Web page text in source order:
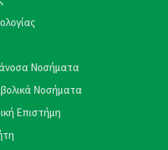
Νοσήματα
Νοσήματα
Επιστήμη